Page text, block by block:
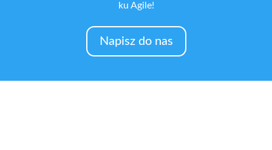
ku Agile!
Napisz do nas